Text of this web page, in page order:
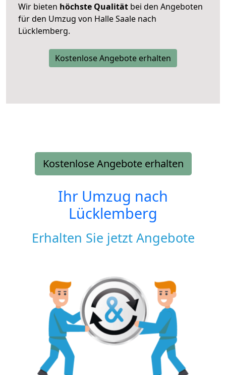
Wir bieten höchste Qualität bei den Angeboten
für den Umzug von Halle Saale nach
Lücklemberg.
Kostenlose Angebote erhalten
Kostenlose Angebote erhalten
Ihr Umzug nach
Lücklemberg
Erhalten Sie jetzt Angebote